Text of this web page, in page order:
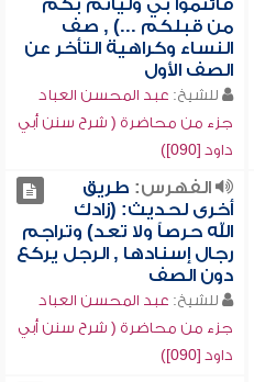
فائتموا بي وليأتم بكم
من قبلكم ...) , صف
النساء وكراهية التأخر عن
الصف الأول
للشيخ: عبد المحسن العباد
جزء من محاضرة ( شرح سنن أبي
داود [090])
الفهرس: طريق
أخرى لحديث: (زادك
الله حرصاً ولا تعد) وتراجم
رجال إسنادها , الرجل يركع
دون الصف
للشيخ: عبد المحسن العباد
جزء من محاضرة ( شرح سنن أبي
داود [090])